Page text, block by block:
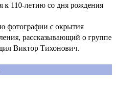
110-летию со дня рождения
фотографии с окрытия
рассказывающий о группе
Виктор Тихонович.